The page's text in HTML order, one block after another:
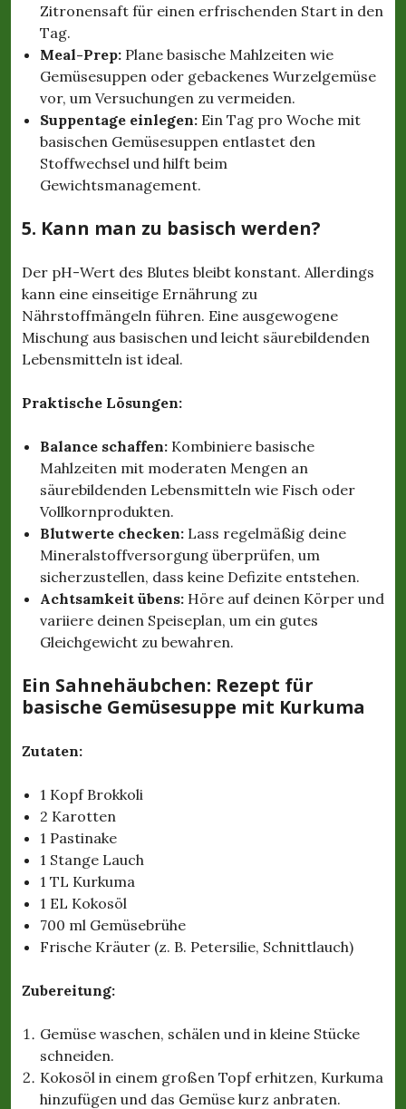
Zitronensaft für einen erfrischenden Start in den
Tag.
Meal-Prep: Plane basische Mahlzeiten wie
Gemüsesuppen oder gebackenes Wurzelgemüse
vor, um Versuchungen zu vermeiden.
Suppentage einlegen: Ein Tag pro Woche mit
basischen Gemüsesuppen entlastet den
Stoffwechsel und hilft beim
Gewichtsmanagement.
5. Kann man zu basisch werden?
Der pH-Wert des Blutes bleibt konstant. Allerdings
kann eine einseitige Ernährung zu
Nährstoffmängeln führen. Eine ausgewogene
Mischung aus basischen und leicht säurebildenden
Lebensmitteln ist ideal.
Praktische Lösungen:
Balance schaffen: Kombiniere basische
Mahlzeiten mit moderaten Mengen an
säurebildenden Lebensmitteln wie Fisch oder
Vollkornprodukten.
Blutwerte checken: Lass regelmäßig deine
Mineralstoffversorgung überprüfen, um
sicherzustellen, dass keine Defizite entstehen.
Achtsamkeit übens: Höre auf deinen Körper und
variiere deinen Speiseplan, um ein gutes
Gleichgewicht zu bewahren.
Ein Sahnehäubchen: Rezept für
basische Gemüsesuppe mit Kurkuma
Zutaten:
1 Kopf Brokkoli
2 Karotten
1 Pastinake
1 Stange Lauch
1 TL Kurkuma
1 EL Kokosöl
700 ml Gemüsebrühe
Frische Kräuter (z. B. Petersilie, Schnittlauch)
Zubereitung:
Gemüse waschen, schälen und in kleine Stücke
schneiden.
Kokosöl in einem großen Topf erhitzen, Kurkuma
hinzufügen und das Gemüse kurz anbraten.